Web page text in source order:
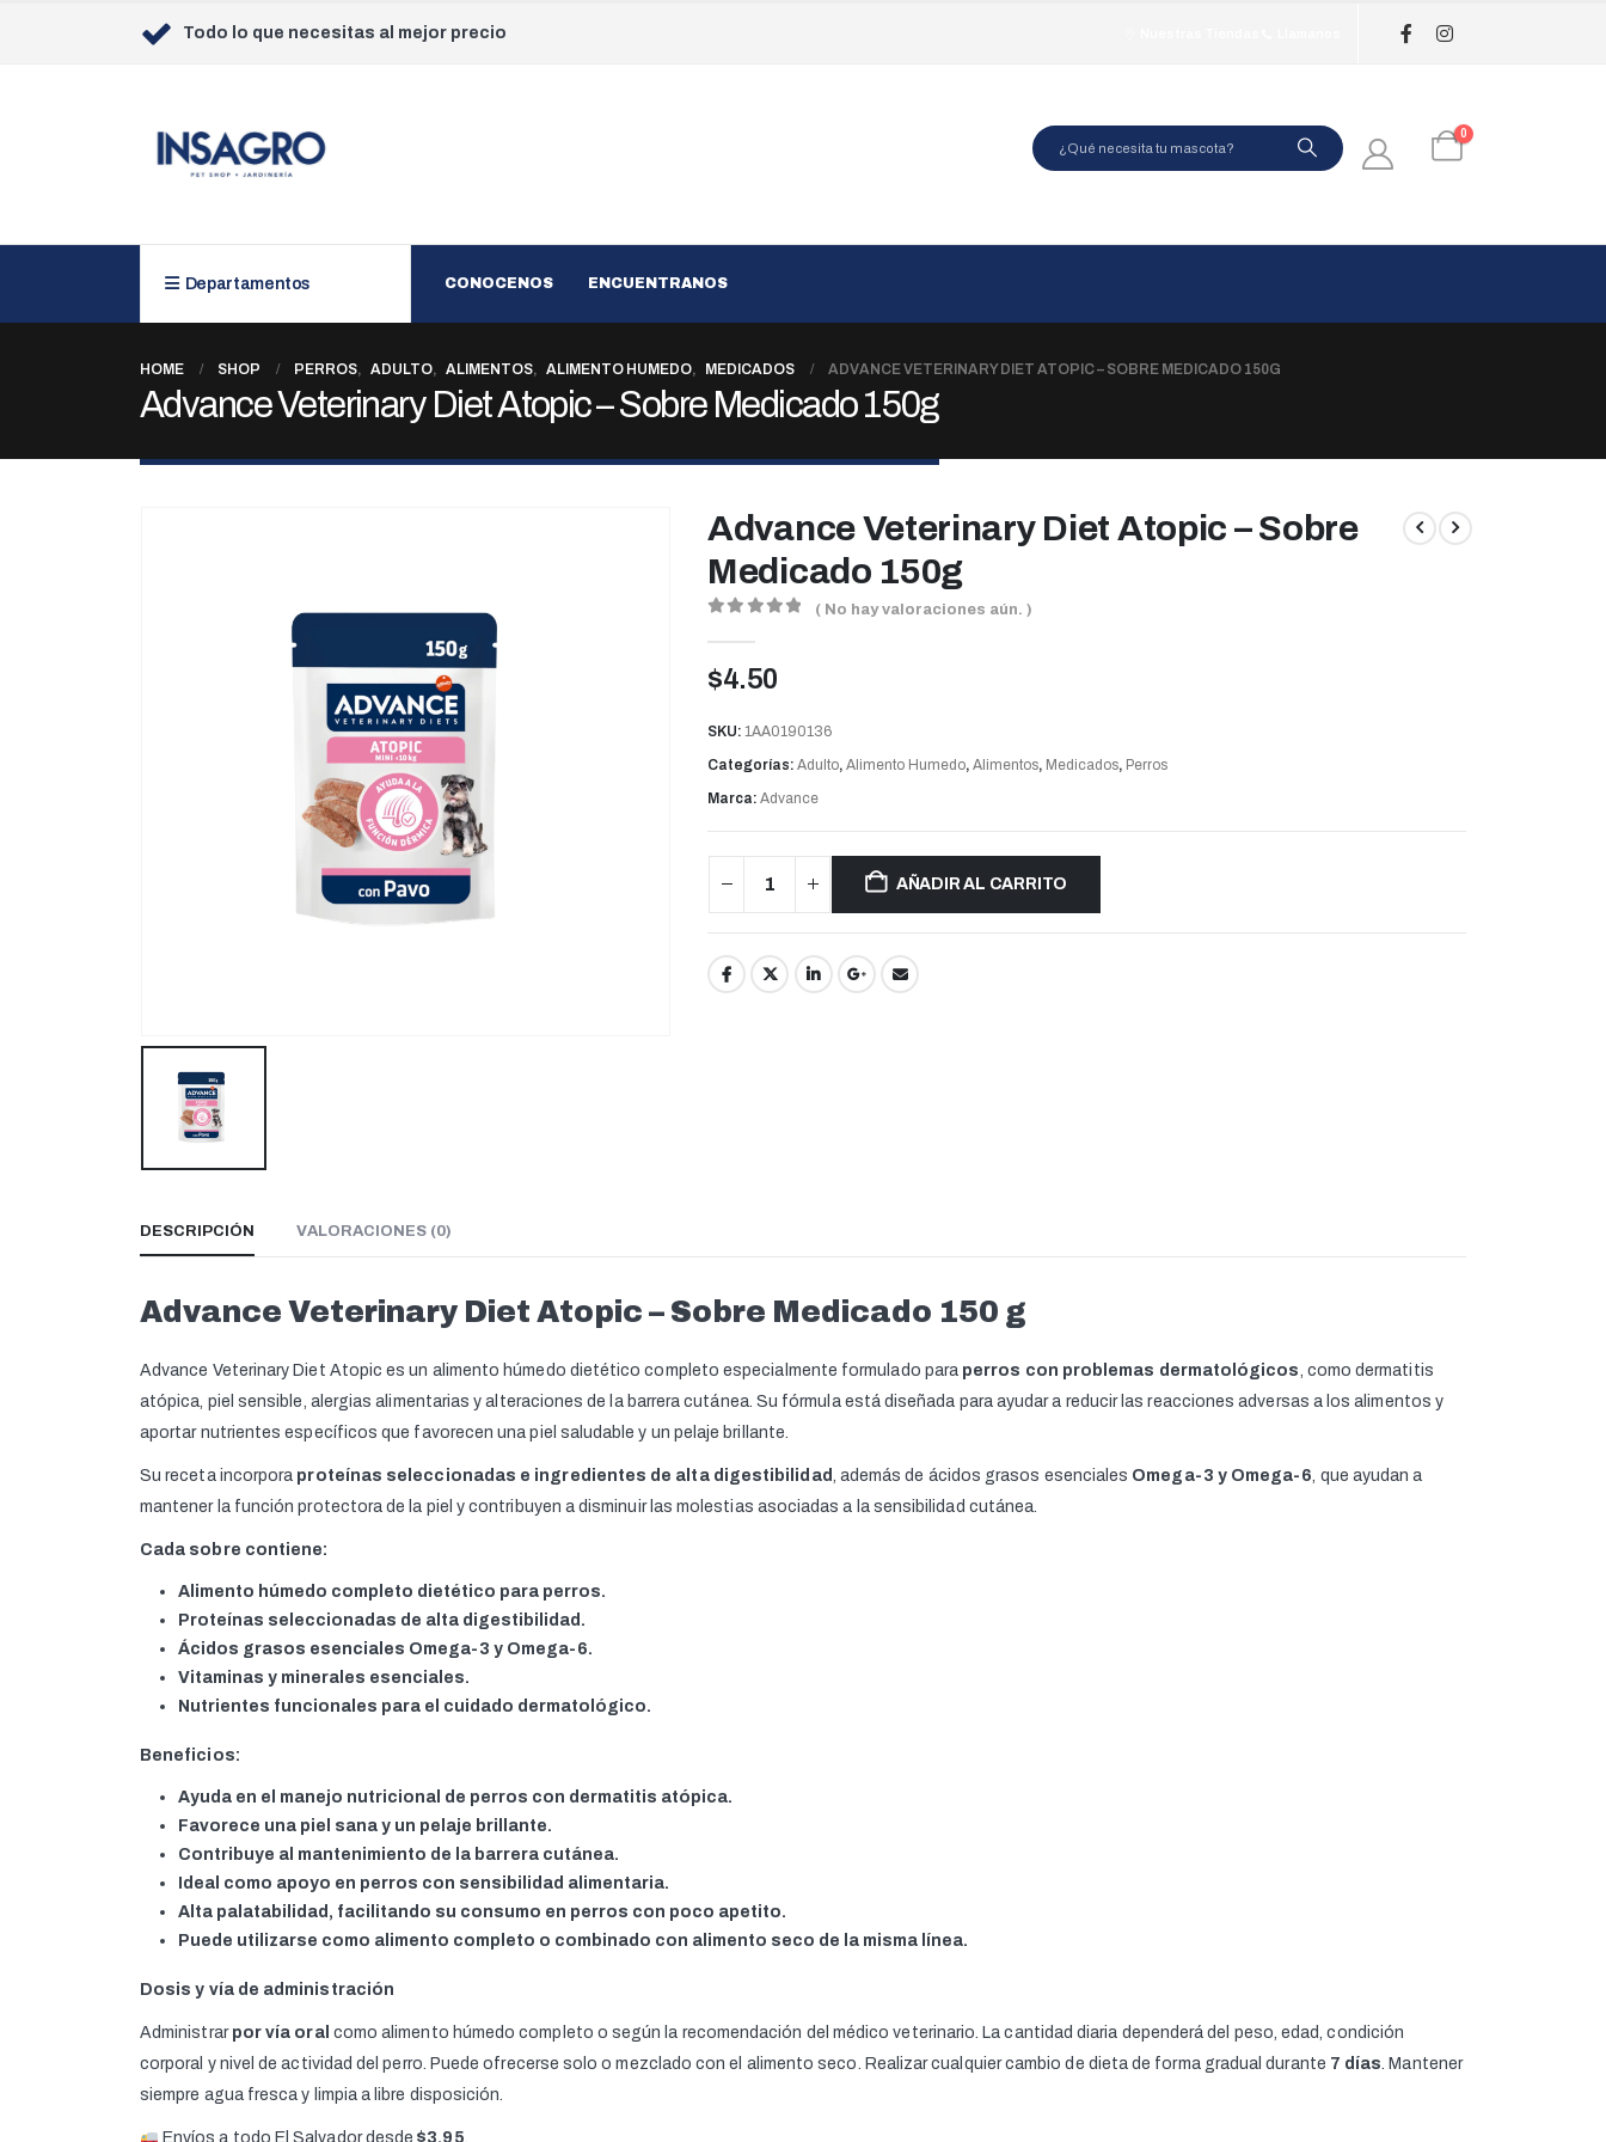
Todo lo que necesitas al mejor precio
0
Departamentos CONOCENOS ENCUENTRANOS
HOME SHOP PERROS, ADULTO, ALIMENTOS, ALIMENTO HUMEDO, MEDICADOS ADVANCE VETERINARY DIET ATOPIC – SOBRE MEDICADO 150G
Advance Veterinary Diet Atopic – Sobre Medicado 150g
Advance Veterinary Diet Atopic – Sobre
Medicado 150g
( No hay valoraciones aún. )
$4.50
SKU: 1AA0190136
Categorías: Adulto, Alimento Humedo, Alimentos, Medicados, Perros
Marca: Advance
AÑADIR AL CARRITO
DESCRIPCIÓN VALORACIONES (0)
Advance Veterinary Diet Atopic – Sobre Medicado 150 g
Advance Veterinary Diet Atopic es un alimento húmedo dietético completo especialmente formulado para perros con problemas dermatológicos, como dermatitis
atópica, piel sensible, alergias alimentarias y alteraciones de la barrera cutánea. Su fórmula está diseñada para ayudar a reducir las reacciones adversas a los alimentos y
aportar nutrientes específicos que favorecen una piel saludable y un pelaje brillante.
Su receta incorpora proteínas seleccionadas e ingredientes de alta digestibilidad, además de ácidos grasos esenciales Omega-3 y Omega-6, que ayudan a
mantener la función protectora de la piel y contribuyen a disminuir las molestias asociadas a la sensibilidad cutánea.
Cada sobre contiene:
Alimento húmedo completo dietético para perros.
Proteínas seleccionadas de alta digestibilidad.
Ácidos grasos esenciales Omega-3 y Omega-6.
Vitaminas y minerales esenciales.
Nutrientes funcionales para el cuidado dermatológico.
Beneficios:
Ayuda en el manejo nutricional de perros con dermatitis atópica.
Favorece una piel sana y un pelaje brillante.
Contribuye al mantenimiento de la barrera cutánea.
Ideal como apoyo en perros con sensibilidad alimentaria.
Alta palatabilidad, facilitando su consumo en perros con poco apetito.
Puede utilizarse como alimento completo o combinado con alimento seco de la misma línea.
Dosis y vía de administración
Administrar por vía oral como alimento húmedo completo o según la recomendación del médico veterinario. La cantidad diaria dependerá del peso, edad, condición
corporal y nivel de actividad del perro. Puede ofrecerse solo o mezclado con el alimento seco. Realizar cualquier cambio de dieta de forma gradual durante 7 días. Mantener
siempre agua fresca y limpia a libre disposición.
Envíos a todo El Salvador desde$3.95